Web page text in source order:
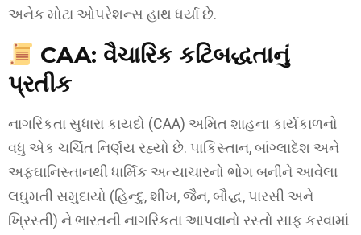
અનેક મોટા ઓપરેશન્સ હાથ ધર્યા છે.
CAA: વૈચારિક કટિબદ્ધતાનું
પ્રતીક
નાગરિકતા સુધારા કાયદો (CAA) અમિત શાહના કાર્યકાળનો
વધુ એક ચર્ચિત નિર્ણય રહ્યો છે. પાકિસ્તાન, બાંગ્લાદેશ અને
અફઘાનિસ્તાનથી ધાર્મિક અત્યાચારનો ભોગ બનીને આવેલા
લઘુમતી સમુદાયો (હિન્દુ, શીખ, જૈન, બૌદ્ધ, પારસી અને
ખ્રિસ્તી) ને ભારતની નાગરિકતા આપવાનો રસ્તો સાફ કરવામાં